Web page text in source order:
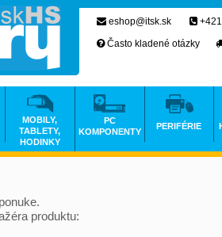
produktu:
eshop@itsk.sk
Často kladené otázky
MOBILY,
TABLETY,
HODINKY
PC
KOMPONENTY
PERIFÉRIE